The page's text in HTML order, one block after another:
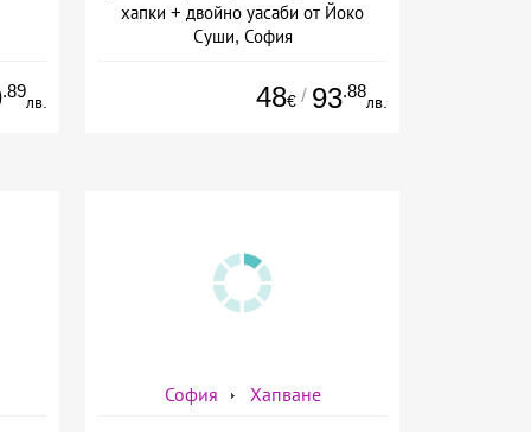
.89
лв.
хапки + двойно уасаби от Йоко
Суши, София
48€ / 93.88
лв.
София Хапване